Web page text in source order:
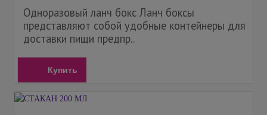
Одноразовый ланч бокс Ланч боксы
представляют собой удобные контейнеры для
доставки пищи предпр..
Купить